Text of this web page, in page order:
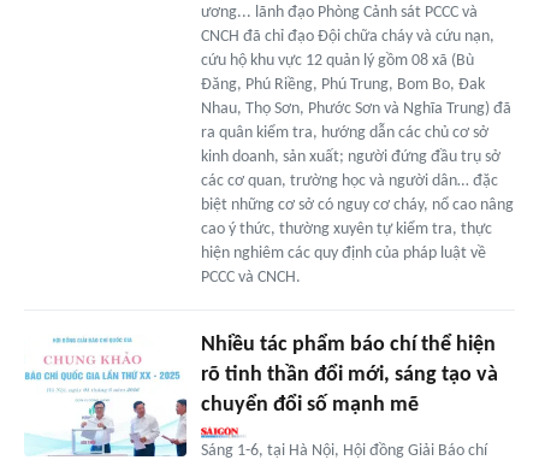
ương... lãnh đạo Phòng Cảnh sát PCCC và
CNCH đã chỉ đạo Đội chữa cháy và cứu nạn,
cứu hộ khu vực 12 quản lý gồm 08 xã (Bù
Đăng, Phú Riềng, Phú Trung, Bom Bo, Đak
Nhau, Thọ Sơn, Phước Sơn và Nghĩa Trung) đã
ra quân kiểm tra, hướng dẫn các chủ cơ sở
kinh doanh, sản xuất; người đứng đầu trụ sở
các cơ quan, trường học và người dân… đặc
biệt những cơ sở có nguy cơ cháy, nổ cao nâng
cao ý thức, thường xuyên tự kiểm tra, thực
hiện nghiêm các quy định của pháp luật về
PCCC và CNCH.
Nhiều tác phẩm báo chí thể hiện
rõ tinh thần đổi mới, sáng tạo và
chuyển đổi số mạnh mẽ
Sáng 1-6, tại Hà Nội, Hội đồng Giải Báo chí